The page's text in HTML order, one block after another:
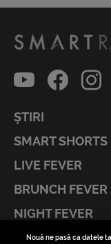
ȘTIRI
SMART SHORTS
LIVE FEVER
BRUNCH FEVER
NIGHT FEVER
LIVE FEVER
Nouă ne pasă ca datele